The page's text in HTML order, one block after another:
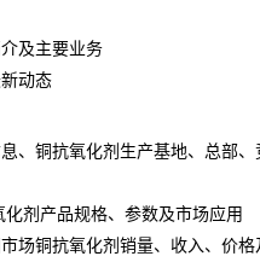
主要业务
动态
抗氧化剂生产基地、总部、
产品规格、参数及市场应用
抗氧化剂销量、收入、价格